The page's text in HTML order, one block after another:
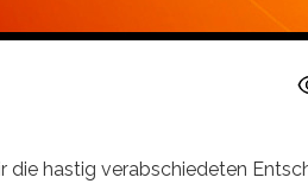
die hastig verabschiedeten